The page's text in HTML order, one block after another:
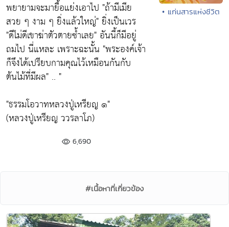
พยายามจะมายื้อแย่งเอาไป "ถ้ามีเมีย
สวย ๆ งาม ๆ ยิ่งแล้วใหญ่" ยิ่งเป็นเวร
"ดีไม่ดีเขาฆ่าตัวตายซํ้าเลย"อันนี้ก็มีอยู่
ถมไป นี่แหละ เพราะฉะนั้น "พระองค์เจ้า
ก็จึงได้เปรียบกามคุณไว้เหมือนกันกับ
ต้นไม้ที่มีผล" .. "
"ธรรมโอวาทหลวงปู่เหรียญ ๑"
(หลวงปู่เหรียญ ววรลาโภ)
6,690
• แก่นสารแห่งชีวิต
#เนื้อหาที่เกี่ยวข้อง